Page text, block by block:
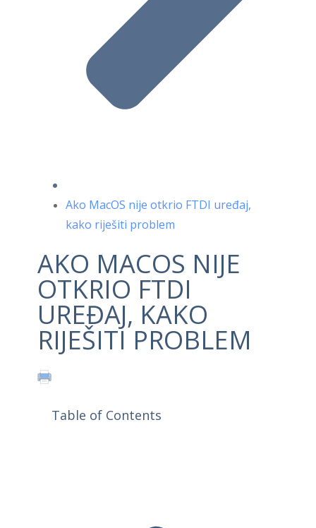
Ako MacOS nije otkrio FTDI uređaj,
kako riješiti problem
AKO MACOS NIJE
OTKRIO FTDI
UREĐAJ, KAKO
RIJEŠITI PROBLEM
Table of Contents